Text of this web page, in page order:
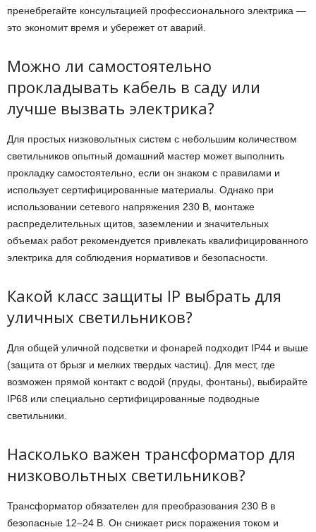
пренебрегайте консультацией профессионального электрика —
это экономит время и убережет от аварий.
Можно ли самостоятельно
прокладывать кабель в саду или
лучше вызвать электрика?
Для простых низковольтных систем с небольшим количеством
светильников опытный домашний мастер может выполнить
прокладку самостоятельно, если он знаком с правилами и
использует сертифицированные материалы. Однако при
использовании сетевого напряжения 230 В, монтаже
распределительных щитов, заземлении и значительных
объемах работ рекомендуется привлекать квалифицированного
электрика для соблюдения нормативов и безопасности.
Какой класс защиты IP выбрать для
уличных светильников?
Для общей уличной подсветки и фонарей подходит IP44 и выше
(защита от брызг и мелких твердых частиц). Для мест, где
возможен прямой контакт с водой (пруды, фонтаны), выбирайте
IP68 или специально сертифицированные подводные
светильники.
Насколько важен трансформатор для
низковольтных светильников?
Трансформатор обязателен для преобразования 230 В в
безопасные 12–24 В. Он снижает риск поражения током и